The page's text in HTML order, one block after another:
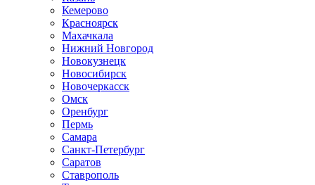
Кемерово
Красноярск
Махачкала
Нижний Новгород
Новокузнецк
Новосибирск
Новочеркаcск
Омск
Оренбург
Пермь
Самара
Санкт-Петербург
Саратов
Ставрополь